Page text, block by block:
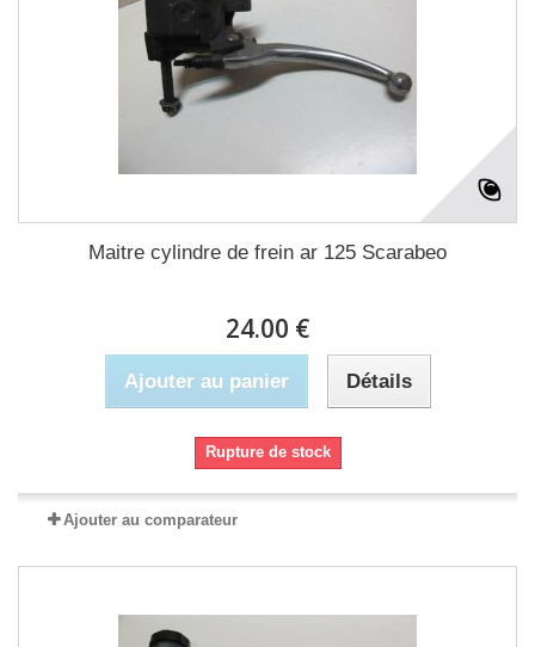
Maitre cylindre de frein ar 125 Scarabeo
24.00 €
Ajouter au panier Détails
Rupture de stock
Ajouter au comparateur